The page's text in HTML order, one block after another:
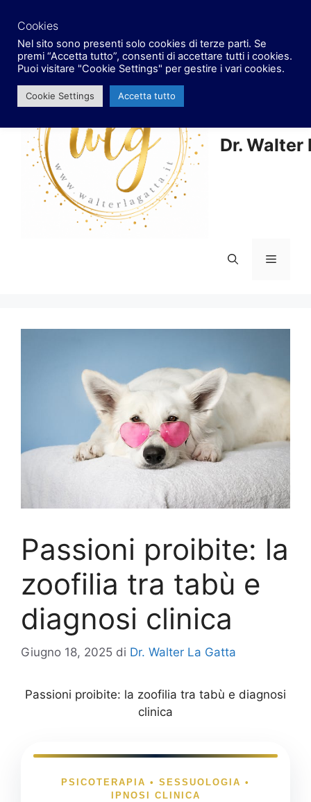
contenuto
Dr. Walter
Menu
Passioni proibite: la
zoofilia tra tabù e
diagnosi clinica
Giugno 18, 2025 di Dr. Walter La Gatta
Passioni proibite: la zoofilia tra tabù e diagnosi
clinica
PSICOTERAPIA • SESSUOLOGIA •
IPNOSI CLINICA
Cookies
Nel sito sono presenti solo cookies di terze parti. Se
premi “Accetta tutto”, consenti di accettare tutti i cookies.
Puoi visitare "Cookie Settings" per gestire i vari cookies.
Cookie Settings Accetta tutto